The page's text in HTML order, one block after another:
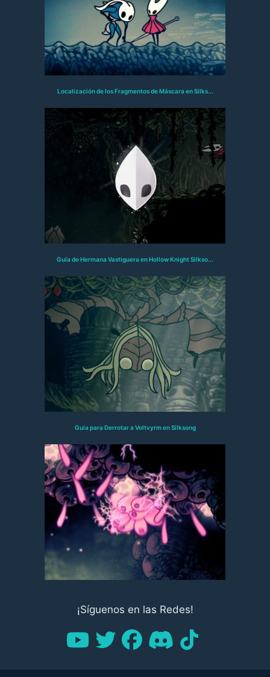
Localización de los Fragmentos de Máscara en Silks...
Guía de Hermana Vastiguera en Hollow Knight Silkso...
Guía para Derrotar a Voltvyrm en Silksong
¡Síguenos en las Redes!